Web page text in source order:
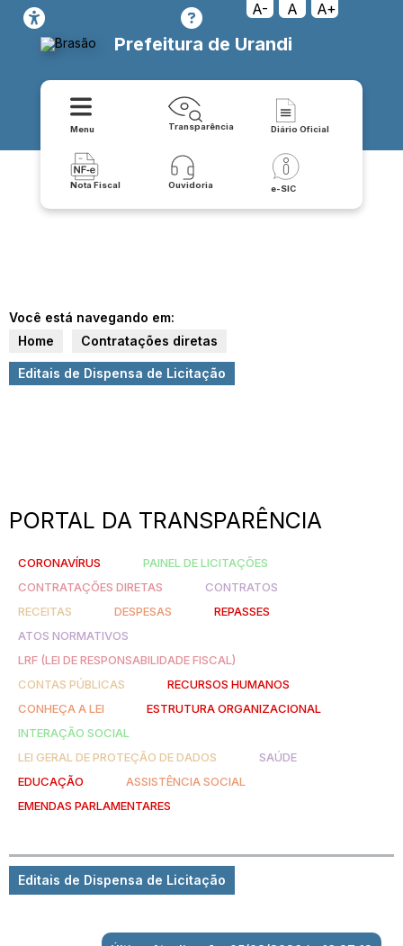
A- A A+
Prefeitura de Urandi
Menu Transparência Diário Oficial
Nota Fiscal Ouvidoria e-SIC
Você está navegando em:
Home
Contratações diretas
Editais de Dispensa de Licitação
PORTAL DA TRANSPARÊNCIA
CORONAVÍRUS
PAINEL DE LICITAÇÕES
CONTRATAÇÕES DIRETAS
CONTRATOS
RECEITAS
DESPESAS
REPASSES
ATOS NORMATIVOS
LRF (LEI DE RESPONSABILIDADE FISCAL)
CONTAS PÚBLICAS
RECURSOS HUMANOS
CONHEÇA A LEI
ESTRUTURA ORGANIZACIONAL
INTERAÇÃO SOCIAL
LEI GERAL DE PROTEÇÃO DE DADOS
SAÚDE
EDUCAÇÃO
ASSISTÊNCIA SOCIAL
EMENDAS PARLAMENTARES
Editais de Dispensa de Licitação